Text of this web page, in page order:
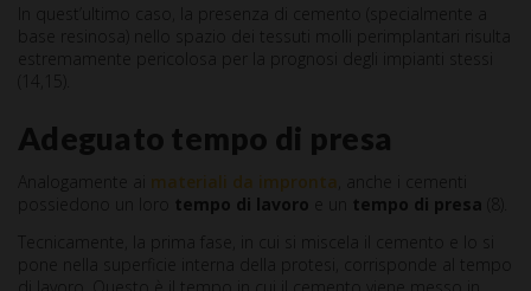
In quest’ultimo caso, la presenza di cemento (specialmente a
base resinosa) nello spazio dei tessuti molli perimplantari risulta
estremamente pericolosa per la prognosi degli impianti stessi
(14,15).
Adeguato tempo di presa
Analogamente ai materiali da impronta
, anche i cementi
tempo di lavoro tempo di presa
Tecnicamente, la prima fase, in cui si miscela il cemento e lo si
pone nella superficie interna della protesi, corrisponde al tempo